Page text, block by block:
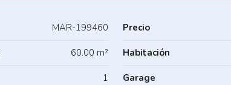
MAR-199460 Precio
60.00 m² Habitación
1 Garage